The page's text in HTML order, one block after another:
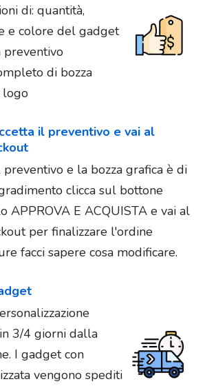
di: quantità,
e colore del gadget
preventivo
di bozza
logo
il preventivo e vai al
preventivo e la bozza grafica è di
clicca sul bottone
APPROVA E ACQUISTA e vai al
per finalizzare l'ordine
facci sapere cosa modificare.
3/4 giorni dalla
I gadget con
vengono spediti